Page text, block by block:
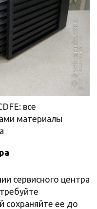
все
материалы
сервисного центра
сохраняйте ее до